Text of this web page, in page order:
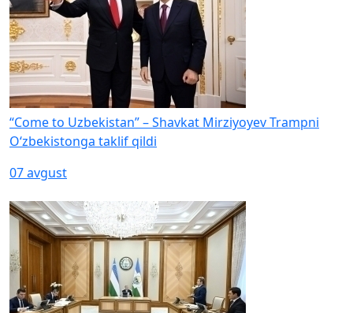
“Come to Uzbekistan” – Shavkat Mirziyoyev Trampni
O‘zbekistonga taklif qildi
07 avgust